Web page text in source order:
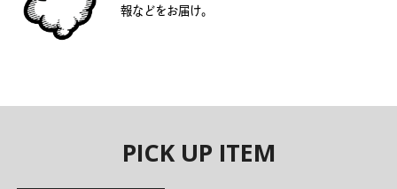
報などをお届け。
PICK UP ITEM